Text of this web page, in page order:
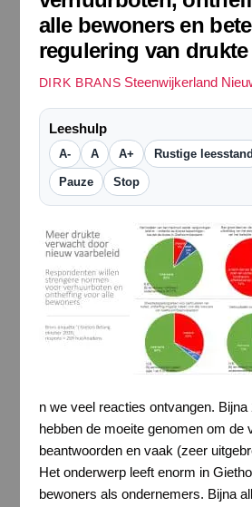
alle bewoners en
regulering van drukte
DIRK BRANS Steenwijkerland
Leeshulp
A- A A+ Rustige leesstand
Pauze Stop
n we veel reacties ontvangen. Bijna
hebben de moeite genomen om de
beantwoorden en vaak (zeer
Het onderwerp leeft enorm in
bewoners als ondernemers. Bijna